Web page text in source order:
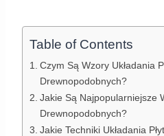
Table of Contents
Czym Są Wzory Układania
Drewnopodobnych?
Jakie Są Najpopularniejsze
Drewnopodobnych?
Jakie Techniki Układania